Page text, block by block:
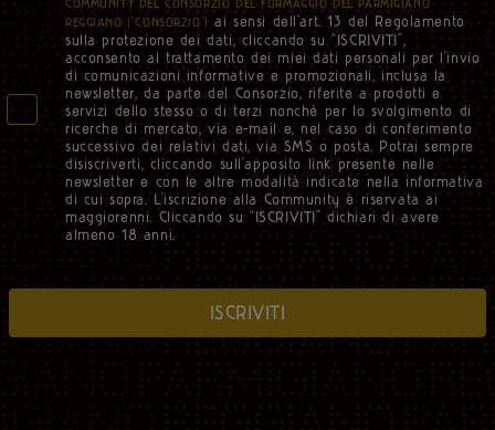
COMMUNITY DEL CONSORZIO DEL FORMAGGIO DEL PARMIGIANO
REGGIANO (“CONSORZIO”) ai sensi dell'art. 13 del Regolamento
sulla protezione dei dati, cliccando su “ISCRIVITI”,
acconsento al trattamento dei miei dati personali per l’invio
di comunicazioni informative e promozionali, inclusa la
newsletter, da parte del Consorzio, riferite a prodotti e
servizi dello stesso o di terzi nonché per lo svolgimento di
ricerche di mercato, via e-mail e, nel caso di conferimento
successivo dei relativi dati, via SMS o posta. Potrai sempre
disiscriverti, cliccando sull’apposito link presente nelle
newsletter e con le altre modalità indicate nella informativa
di cui sopra. L’iscrizione alla Community è riservata ai
maggiorenni. Cliccando su “ISCRIVITI” dichiari di avere
almeno 18 anni.
ISCRIVITI